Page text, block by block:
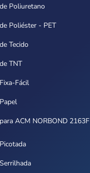
Poliuretano
Poliéster - PET
Tecido
TNT
Fácil
ACM NORBOND 2163F